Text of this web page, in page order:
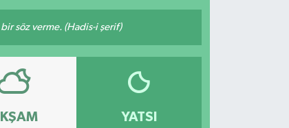
söz verme. (Hadis-i şerif)
YATSI